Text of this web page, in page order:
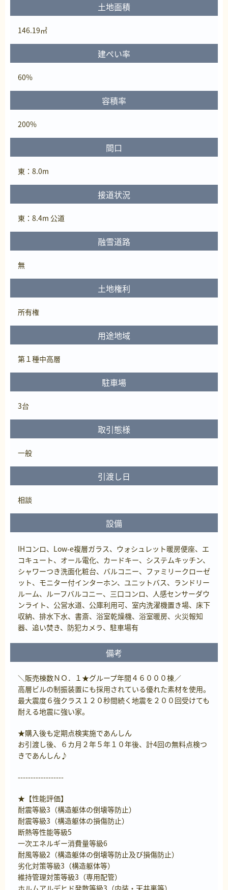
土地面積
146.19㎡
建ぺい率
60%
容積率
200%
間口
東：8.0m
接道状況
東：8.4m 公道
融雪道路
無
土地権利
所有権
用途地域
第１種中高層
駐車場
3台
取引態様
一般
引渡し日
相談
設備
IHコンロ、Low-e複層ガラス、ウォシュレット暖房便座、エ
コキュート、オール電化、カードキー、システムキッチン、
シャワーつき洗面化粧台、バルコニー、ファミリークローゼ
ット、モニター付インターホン、ユニットバス、ランドリー
ルーム、ルーフバルコニー、三口コンロ、人感センサーダウ
ンライト、公営水道、公庫利用可、室内洗濯機置き場、床下
収納、排水下水、書斎、浴室乾燥機、浴室暖房、火災報知
器、追い焚き、防犯カメラ、駐車場有
備考
＼販売棟数ＮＯ．１★グループ年間４６０００棟／
高層ビルの制振装置にも採用されている優れた素材を使用。
最大震度６強クラス１２０秒間続く地震を２００回受けても
耐える地震に強い家。
★購入後も定期点検実施であんしん
お引渡し後、６カ月２年５年１０年後、計4回の無料点検つ
きであんしん♪
------------------
★【性能評価】
耐震等級3（構造躯体の倒壊等防止）
耐震等級3（構造躯体の損傷防止）
断熱等性能等級5
一次エネルギー消費量等級6
耐風等級2（構造躯体の倒壊等防止及び損傷防止）
劣化対策等級3（構造躯体等）
維持管理対策等級3（専用配管）
ホルムアルデヒド発散等級3（内装・天井裏等）